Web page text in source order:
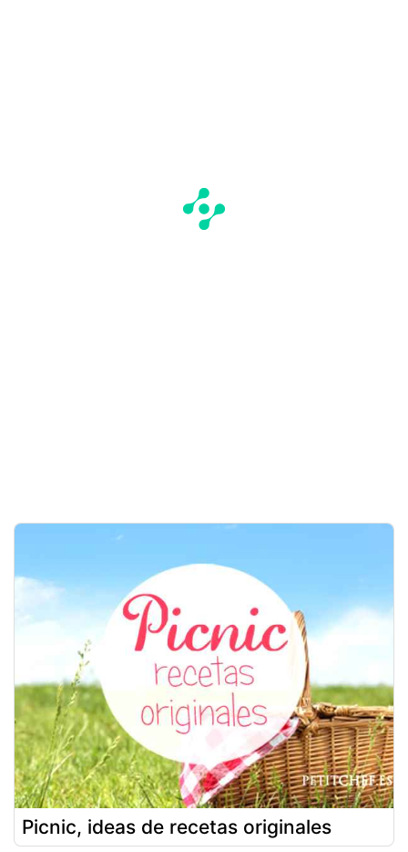
Picnic, ideas de recetas originales